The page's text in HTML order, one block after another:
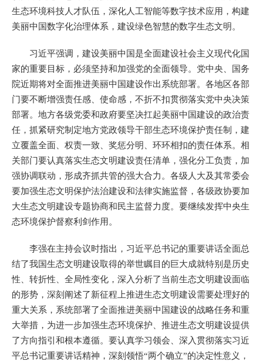
生态环境科技人才队伍，深化人工智能等数字技术应用，构建
美丽中国数字化治理体系，建设绿色智慧的数字生态文明。
习近平强调，建设美丽中国是全面建设社会主义现代化国
家的重要目标，必须坚持和加强党的全面领导。党中央、国务
院近期将对全面推进美丽中国建设作出系统部署。各地区各部
门要不断增强责任感、使命感，不折不扣贯彻落实党中央决策
部署。地方各级党委和政府要坚决扛起美丽中国建设的政治责
任，抓紧研究制定地方党政领导干部生态环境保护责任制，建
立覆盖全面、权责一致、奖惩分明、环环相扣的责任体系。相
关部门要认真落实生态文明建设责任清单，强化分工负责，加
强协调联动，形成齐抓共管的强大合力。各级人大及其常委会
要加强生态文明保护法治建设和法律实施监督，各级政协要加
大生态文明建设专题协商和民主监督力度。要继续发挥中央生
态环境保护督察利剑作用。
李强在主持会议时指出，习近平总书记的重要讲话全面总
结了我国生态文明建设取得的举世瞩目的巨大成就特别是历史
性、转折性、全局性变化，深入分析了当前生态文明建设面临
的形势，深刻阐述了新征程上推进生态文明建设需要处理好的
重大关系，系统部署了全面推进美丽中国建设的战略任务和重
大举措，为进一步加强生态环境保护、推进生态文明建设提供
了方向指引和根本遵循。要认真学习领会、深入贯彻落实习近
平总书记重要讲话精神，深刻领悟“两个确立”的决定性意义，